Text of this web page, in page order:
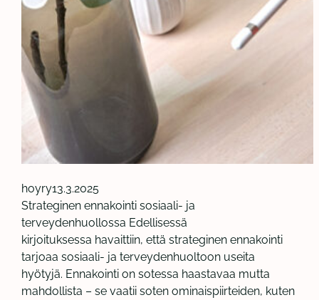
hoyry13.3.2025
Strateginen ennakointi sosiaali- ja
terveydenhuollossa​ Edellisessä
kirjoituksessa havaittiin, että strateginen ennakointi
tarjoaa sosiaali- ja terveydenhuoltoon useita
hyötyjä. Ennakointi on sotessa haastavaa mutta
mahdollista – se vaatii soten ominaispiirteiden, kuten